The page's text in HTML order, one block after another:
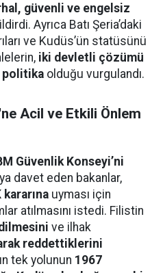
güvenli ve engelsiz
Ayrıca Batı Şeria’daki
ve Kudüs’ün statüsünü
iki devletli çözümü
politika olduğu vurgulandı.
Acil ve Etkili Önlem
Güvenlik Konseyi’ni
davet eden bakanlar,
kararına uyması için
atılmasını istedi. Filistin
ve ilhak
reddettiklerini
tek yolunun 1967